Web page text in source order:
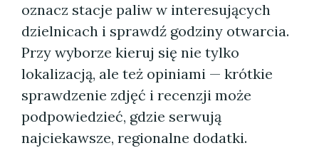
oznacz stacje paliw w interesujących
dzielnicach i sprawdź godziny otwarcia.
Przy wyborze kieruj się nie tylko
lokalizacją, ale też opiniami — krótkie
sprawdzenie zdjęć i recenzji może
podpowiedzieć, gdzie serwują
najciekawsze, regionalne dodatki.